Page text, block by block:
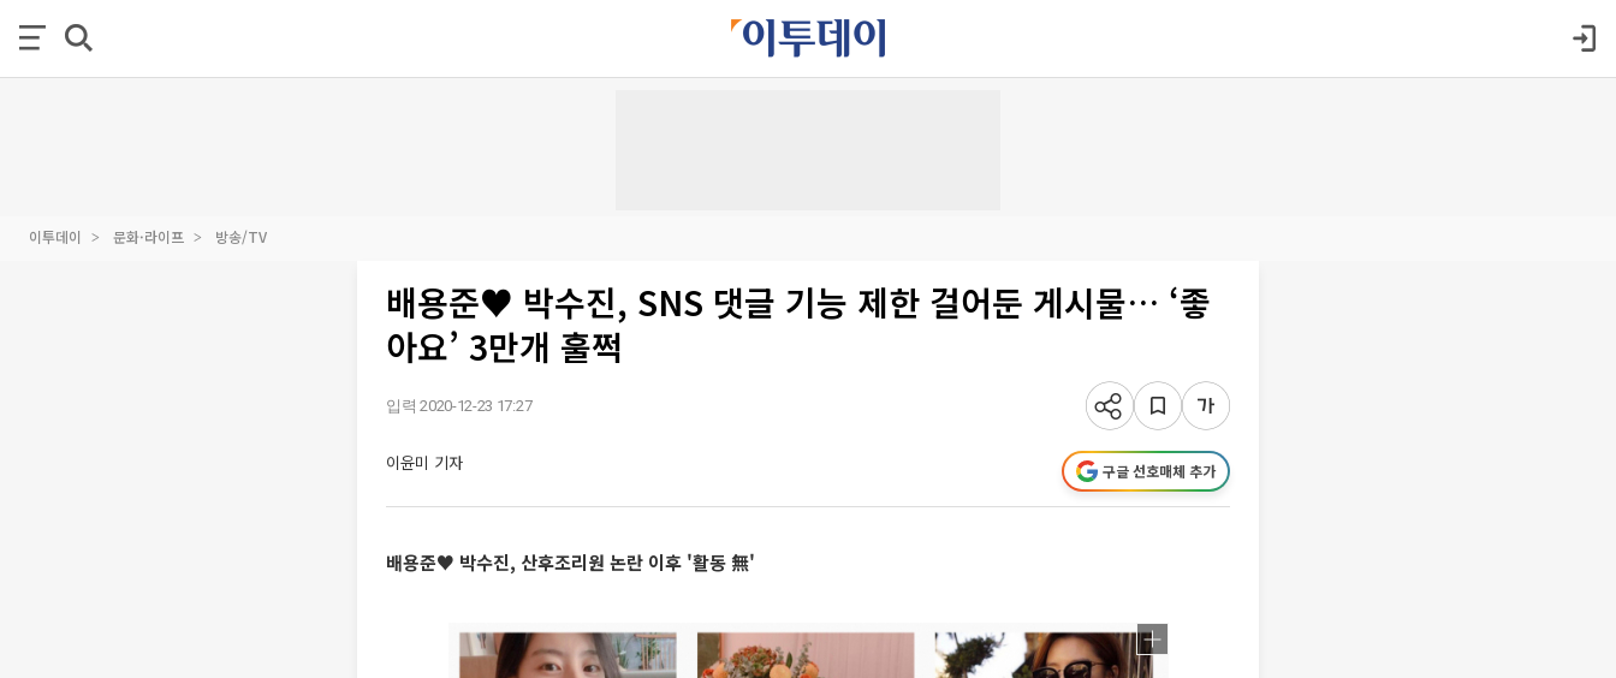
이투데이 문화·라이프 방송/TV
배용준♥ 박수진, SNS 댓글 기능 제한 걸어둔 게시물… ‘좋
아요’ 3만개 훌쩍
입력 2020-12-23 17:27
이윤미 기자 구글 선호매체 추가
배용준♥ 박수진, 산후조리원 논란 이후 '활동 無'